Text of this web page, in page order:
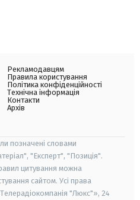
Рекламодавцям
Правила користування
Політика конфіденційності
Технічна інформація
Контакти
Архів
позначені словами
"Експерт", "Позиція".
цитування можна
сайтом. Усі права
"Люкс"», 24